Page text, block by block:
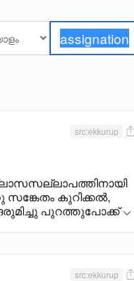
src:ekkurup
കുറിക്കൽ,
പുറത്തുപോക്ക്
src:ekkurup